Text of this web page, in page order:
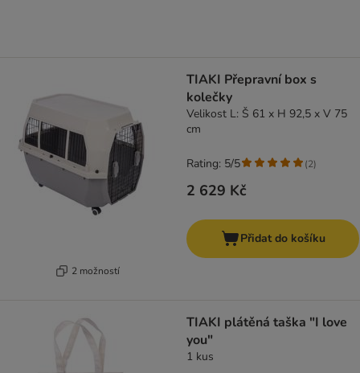
2 možností
TIAKI Přepravní box s
kolečky
Velikost L: Š 61 x H 92,5 x V 75
cm
2 629 Kč
Rating: 5/5 (2)
Přidat do košíku
TIAKI plátěná taška "I love
you"
1 kus